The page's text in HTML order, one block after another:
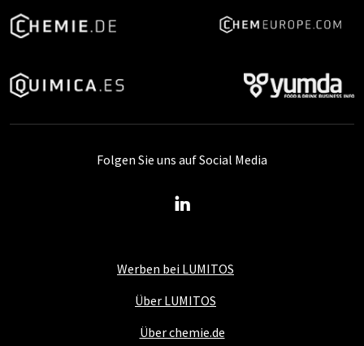
Werben bei LUMITOS
Über LUMITOS
Über chemie.de
Folgen Sie uns auf Social Media